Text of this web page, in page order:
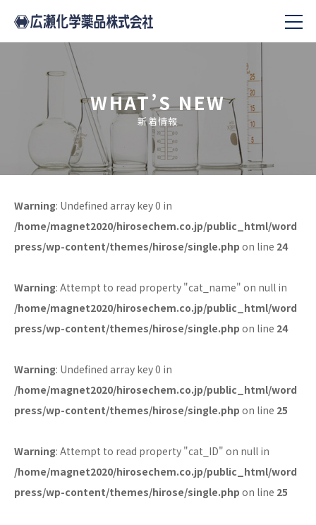
WHAT’S NEW
新着情報
Warning: Undefined array key 0 in
/home/magnet2020/hirosechem.co.jp/public_html/word
press/wp-content/themes/hirose/single.php on line 24
Warning: Attempt to read property "cat_name" on null in
/home/magnet2020/hirosechem.co.jp/public_html/word
press/wp-content/themes/hirose/single.php on line 24
Warning: Undefined array key 0 in
/home/magnet2020/hirosechem.co.jp/public_html/word
press/wp-content/themes/hirose/single.php on line 25
Warning: Attempt to read property "cat_ID" on null in
/home/magnet2020/hirosechem.co.jp/public_html/word
press/wp-content/themes/hirose/single.php on line 25